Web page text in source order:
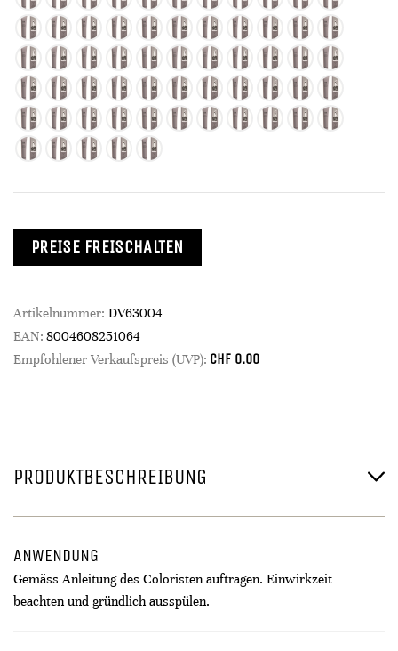
PREISE FREISCHALTEN
Artikelnummer: DV63004
EAN: 8004608251064
Empfohlener Verkaufspreis (UVP): CHF 0.00
PRODUKTBESCHREIBUNG
ANWENDUNG
Gemäss Anleitung des Coloristen auftragen. Einwirkzeit
beachten und gründlich ausspülen.